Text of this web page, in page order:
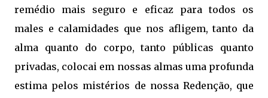
remédio mais seguro e eficaz para todos os
males e calamidades que nos afligem, tanto da
alma quanto do corpo, tanto públicas quanto
privadas, colocai em nossas almas uma profunda
estima pelos mistérios de nossa Redenção, que